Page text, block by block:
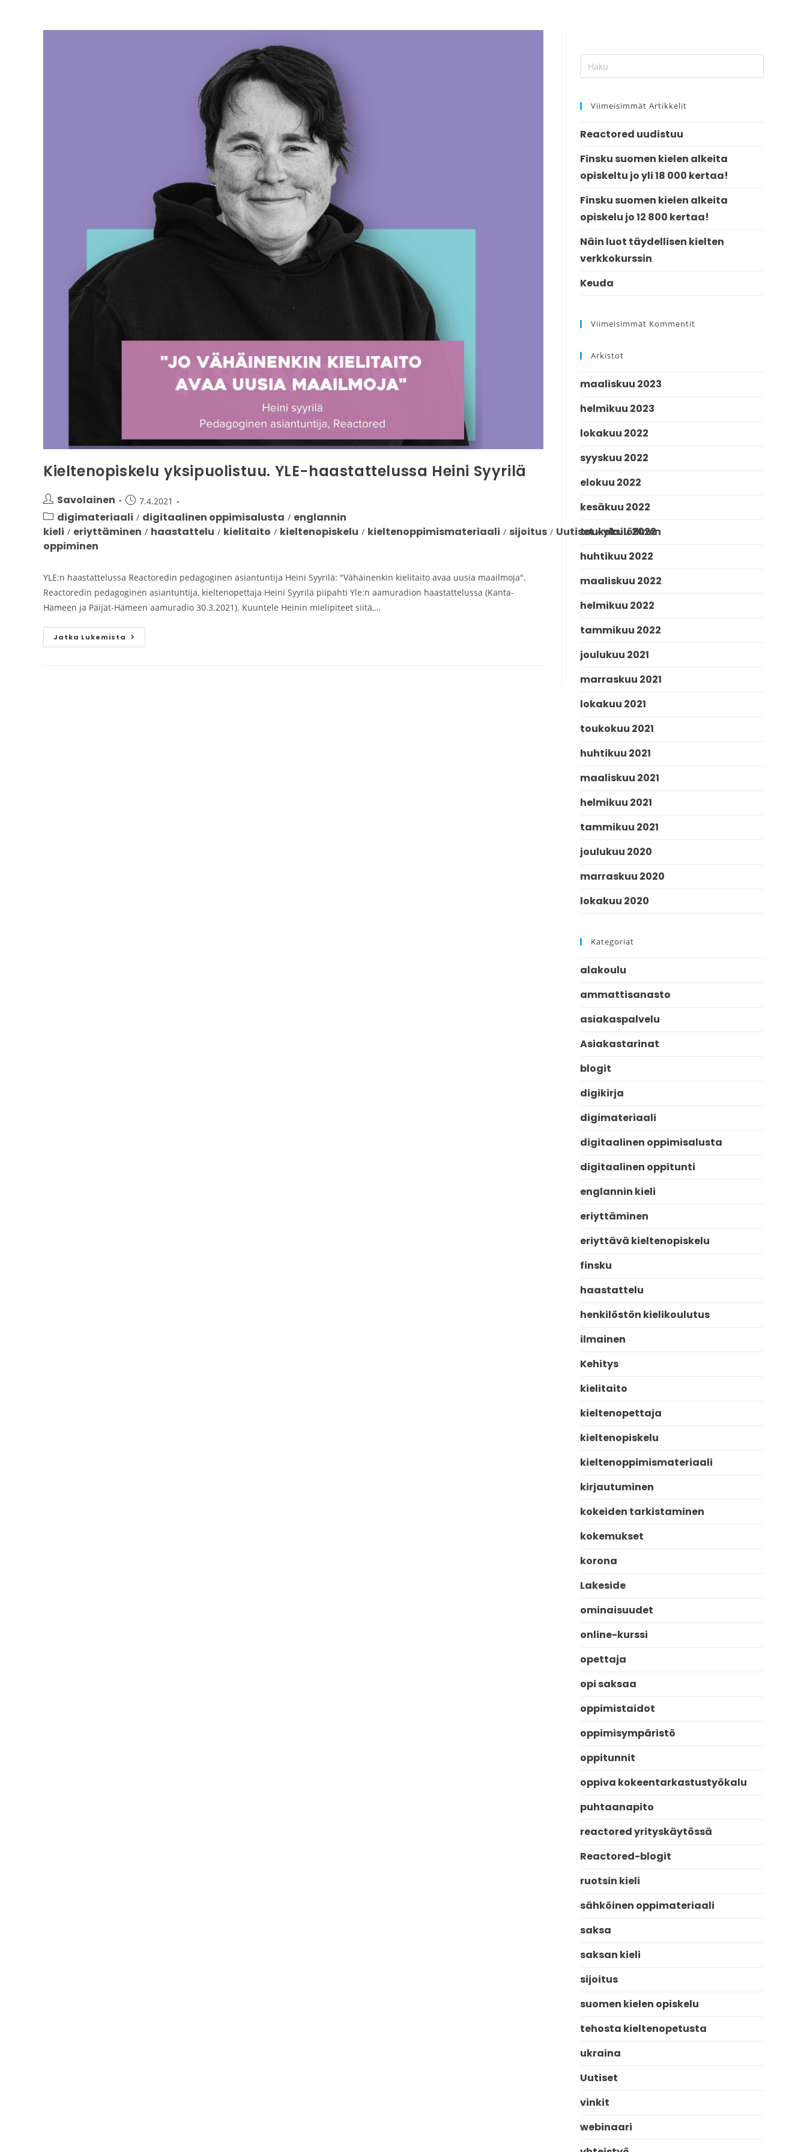
Kieltenopiskelu yksipuolistuu. YLE-haastattelussa Heini Syyrilä
Savolainen 7.4.2021
digimateriaali / digitaalinen oppimisalusta / englannin
kieli / eriyttäminen / haastattelu / kielitaito / kieltenopiskelu / kieltenoppimismateriaali / sijoitus / Uutiset / yksilöllinen
oppiminen
YLE:n haastattelussa Reactoredin pedagoginen asiantuntija Heini Syyrilä: "Vähäinenkin kielitaito avaa uusia maailmoja".
Reactoredin pedagoginen asiantuntija, kieltenopettaja Heini Syyrilä piipahti Yle:n aamuradion haastattelussa (Kanta-
Hämeen ja Päijät-Hämeen aamuradio 30.3.2021). Kuuntele Heinin mielipiteet siitä,…
Jatka Lukemista
Viimeisimmät Artikkelit
Reactored uudistuu
Finsku suomen kielen alkeita
opiskeltu jo yli 18 000 kertaa!
Finsku suomen kielen alkeita
opiskelu jo 12 800 kertaa!
Näin luot täydellisen kielten
verkkokurssin
Keuda
Viimeisimmät Kommentit
Arkistot
maaliskuu 2023
helmikuu 2023
lokakuu 2022
syyskuu 2022
elokuu 2022
kesäkuu 2022
toukokuu 2022
huhtikuu 2022
maaliskuu 2022
helmikuu 2022
tammikuu 2022
joulukuu 2021
marraskuu 2021
lokakuu 2021
toukokuu 2021
huhtikuu 2021
maaliskuu 2021
helmikuu 2021
tammikuu 2021
joulukuu 2020
marraskuu 2020
lokakuu 2020
Kategoriat
alakoulu
ammattisanasto
asiakaspalvelu
Asiakastarinat
blogit
digikirja
digimateriaali
digitaalinen oppimisalusta
digitaalinen oppitunti
englannin kieli
eriyttäminen
eriyttävä kieltenopiskelu
finsku
haastattelu
henkilöstön kielikoulutus
ilmainen
Kehitys
kielitaito
kieltenopettaja
kieltenopiskelu
kieltenoppimismateriaali
kirjautuminen
kokeiden tarkistaminen
kokemukset
korona
Lakeside
ominaisuudet
online-kurssi
opettaja
opi saksaa
oppimistaidot
oppimisympäristö
oppitunnit
oppiva kokeentarkastustyökalu
puhtaanapito
reactored yrityskäytössä
Reactored-blogit
ruotsin kieli
sähköinen oppimateriaali
saksa
saksan kieli
sijoitus
suomen kielen opiskelu
tehosta kieltenopetusta
ukraina
Uutiset
vinkit
webinaari